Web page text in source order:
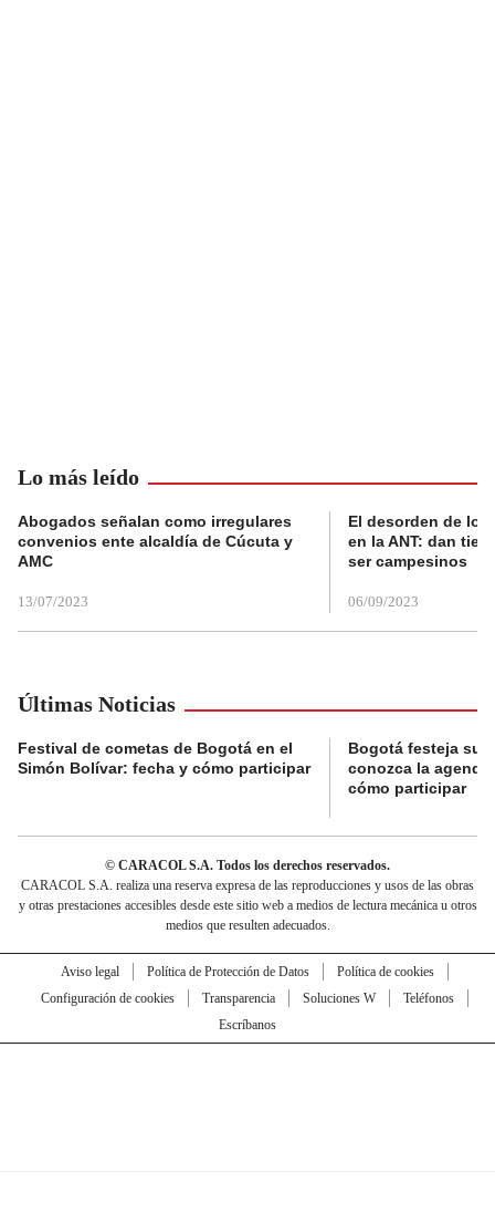
Lo más leído
Abogados señalan como irregulares
convenios ente alcaldía de Cúcuta y
AMC
13/07/2023
El desorden de
en la ANT: dan
ser campesinos
06/09/2023
Últimas Noticias
Festival de cometas de Bogotá en el
Simón Bolívar: fecha y cómo participar
Bogotá festeja su
conozca la
cómo participar
© CARACOL S.A. Todos los derechos reservados.
CARACOL S.A. realiza una reserva expresa de las reproducciones y usos de las obras
y otras prestaciones accesibles desde este sitio web a medios de lectura mecánica u otros
medios que resulten adecuados.
Aviso legal Política de Protección de Datos
Política de cookies
Configuración de cookies
Transparencia Soluciones W
Teléfonos
Escríbanos